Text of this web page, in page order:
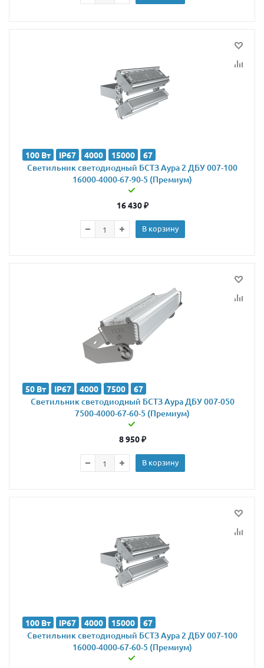
100 Вт IP67 4000 15000 67
Светильник светодиодный БСТЗ Аура 2 ДБУ 007-100
16000-4000-67-90-5 (Премиум)
16 430₽
В корзину
50 Вт IP67 4000 7500 67
Светильник светодиодный БСТЗ Аура ДБУ 007-050
7500-4000-67-60-5 (Премиум)
8 950₽
В корзину
100 Вт IP67 4000 15000 67
Светильник светодиодный БСТЗ Аура 2 ДБУ 007-100
16000-4000-67-60-5 (Премиум)